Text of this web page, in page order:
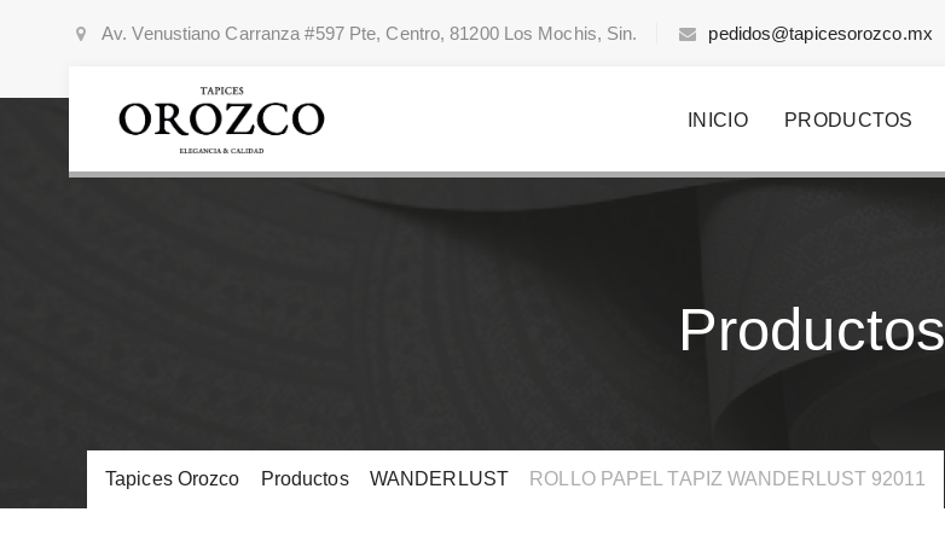
Av. Venustiano Carranza #597 Pte, Centro, 81200 Los Mochis, Sin. pedidos@tapicesorozco.mx
INICIO PRODUCTOS
Productos
Tapices Orozco Productos> WANDERLUST> ROLLO PAPEL TAPIZ WANDERLUST 92011